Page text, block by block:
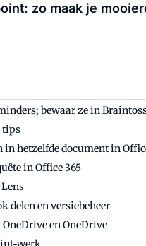
zo maak je
bewaar ze in
tips
hetzelfde document in
in Office 365
delen en versiebeheer
en OneDrive